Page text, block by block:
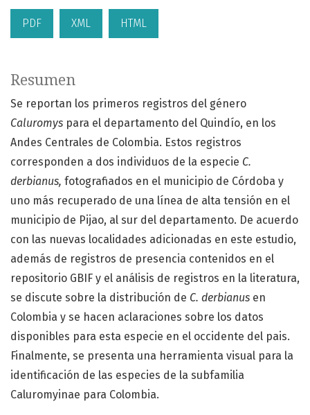
PDF XML HTML
Resumen
Se reportan los primeros registros del género
Caluromys para el departamento del Quindío, en los
Andes Centrales de Colombia. Estos registros
corresponden a dos individuos de la especie C.
derbianus, fotografiados en el municipio de Córdoba y
uno más recuperado de una línea de alta tensión en el
municipio de Pijao, al sur del departamento. De acuerdo
con las nuevas localidades adicionadas en este estudio,
además de registros de presencia contenidos en el
repositorio GBIF y el análisis de registros en la literatura,
se discute sobre la distribución de C. derbianus en
Colombia y se hacen aclaraciones sobre los datos
disponibles para esta especie en el occidente del pais.
Finalmente, se presenta una herramienta visual para la
identificación de las especies de la subfamilia
Caluromyinae para Colombia.